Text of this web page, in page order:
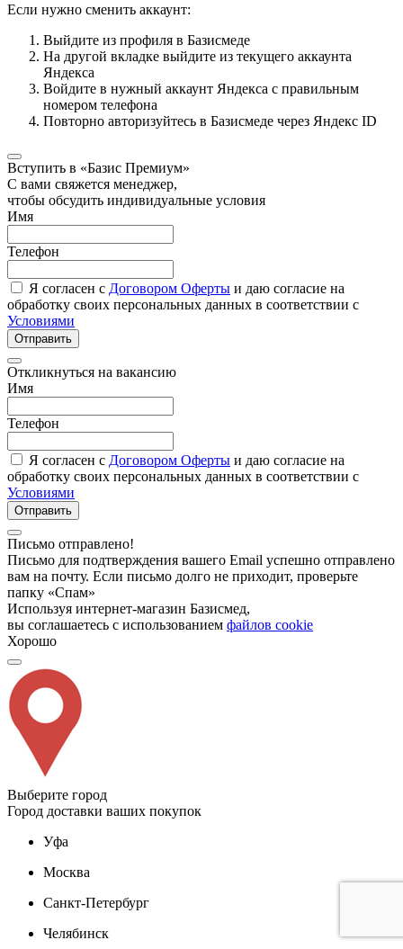
Если нужно сменить аккаунт:
Выйдите из профиля в Базисмеде
На другой вкладке выйдите из текущего аккаунта
Яндекса
Войдите в нужный аккаунт Яндекса с правильным
номером телефона
Повторно авторизуйтесь в Базисмеде через Яндекс ID
Вступить в «Базис Премиум»
С вами свяжется менеджер,
чтобы обсудить индивидуальные условия
Имя
Телефон
Я согласен с Договором Оферты и даю согласие на
обработку своих персональных данных в соответствии с
Условиями
Отправить
Откликнуться на вакансию
Имя
Телефон
Я согласен с Договором Оферты и даю согласие на
обработку своих персональных данных в соответствии с
Условиями
Отправить
Письмо отправлено!
Письмо для подтверждения вашего Email успешно отправлено
вам на почту. Если письмо долго не приходит, проверьте
папку «Спам»
Используя интернет-магазин Базисмед,
вы соглашаетесь с использованием файлов cookie
Хорошо
Выберите город
Город доставки ваших покупок
Уфа
Москва
Санкт-Петербург
Челябинск